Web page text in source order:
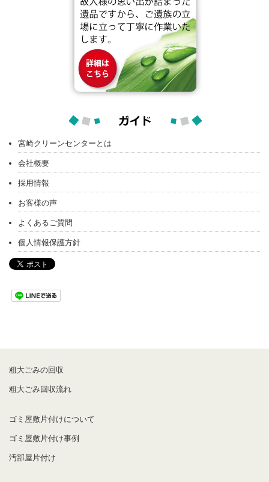
宮崎クリーンセンターとは
会社概要
採用情報
お客様の声
よくあるご質問
個人情報保護方針
粗大ごみの回収
粗大ごみ回収流れ
ゴミ屋敷片付けについて
ゴミ屋敷片付け事例
汚部屋片付け